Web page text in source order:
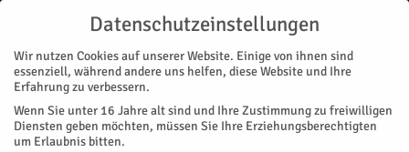
Start Magazin Gesundheit Zusatz-Schulbusse im Einsatz
MAGAZIN GESUNDHEIT
Datenschutzeinstellungen
Wir nutzen Cookies auf unserer Website. Einige von ihnen sind
essenziell, während andere uns helfen, diese Website und Ihre
Erfahrung zu verbessern.
Wenn Sie unter 16 Jahre alt sind und Ihre Zustimmung zu freiwilligen
Diensten geben möchten, müssen Sie Ihre Erziehungsberechtigten
um Erlaubnis bitten.